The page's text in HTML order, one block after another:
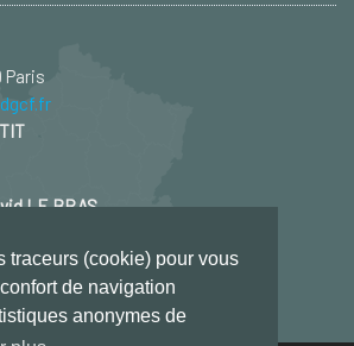
traceurs (cookie) pour vous
de navigation
anonymes de
Paris
LE BRAS